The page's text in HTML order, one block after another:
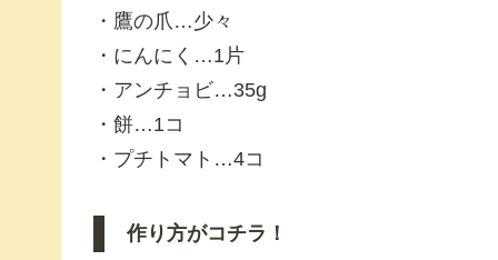
・鷹の爪…少々
・にんにく…1片
・アンチョビ…35g
・餅…1コ
・プチトマト…4コ
作り方がコチラ！